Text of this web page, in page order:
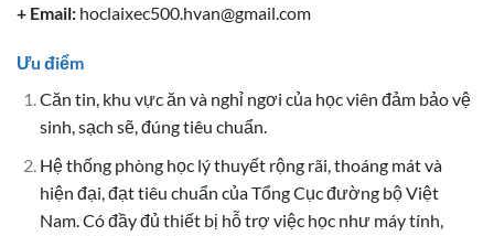
+ Email: hoclaixec500.hvan@gmail.com
Ưu điểm
Căn tin, khu vực ăn và nghỉ ngơi của học viên đảm bảo vệ
sinh, sạch sẽ, đúng tiêu chuẩn.
Hệ thống phòng học lý thuyết rộng rãi, thoáng mát và
hiện đại, đạt tiêu chuẩn của Tổng Cục đường bộ Việt
Nam. Có đầy đủ thiết bị hỗ trợ việc học như máy tính,